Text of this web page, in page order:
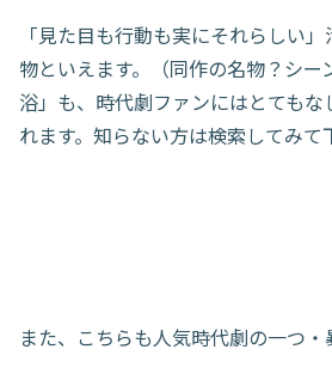
「見た目も行動も実にそれらしい
物といえます。（同作の名物？シー
浴」も、時代劇ファンにはとても
れます。知らない方は検索してみて
また、こちらも人気時代劇の一つ・